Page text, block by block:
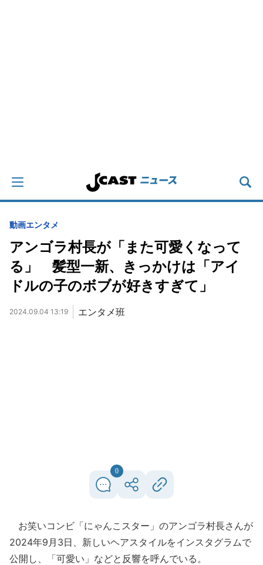
動画エンタメ
アンゴラ村長が「また可愛くなって
る」 髪型一新、きっかけは「アイ
ドルの子のボブが好きすぎて」
2024.09.04 13:19 エンタメ班
0
お笑いコンビ「にゃんこスター」のアンゴラ村長さんが
2024年9月3日、新しいヘアスタイルをインスタグラムで
公開し、「可愛い」などと反響を呼んでいる。